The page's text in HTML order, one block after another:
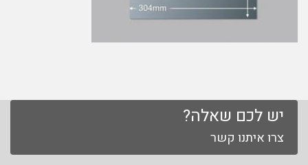
יש לכם שאלה?
צרו איתנו קשר